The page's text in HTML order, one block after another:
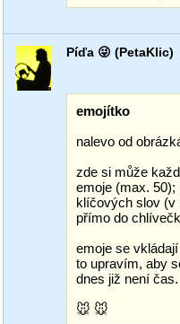
Píďa 😜 (PetaKlic)
emojítko
nalevo od
zde si může
emoje (max. 50);
klíčových slov (v
přímo do
emoje se
to upravím, aby
dnes již není čas.
🐭 🐭